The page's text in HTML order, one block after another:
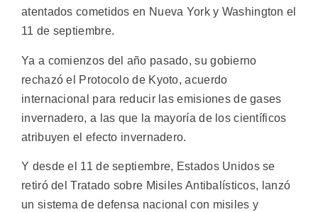
atentados cometidos en Nueva York y Washington el
11 de septiembre.
Ya a comienzos del año pasado, su gobierno
rechazó el Protocolo de Kyoto, acuerdo
internacional para reducir las emisiones de gases
invernadero, a las que la mayoría de los científicos
atribuyen el efecto invernadero.
Y desde el 11 de septiembre, Estados Unidos se
retiró del Tratado sobre Misiles Antibalísticos, lanzó
un sistema de defensa nacional con misiles y